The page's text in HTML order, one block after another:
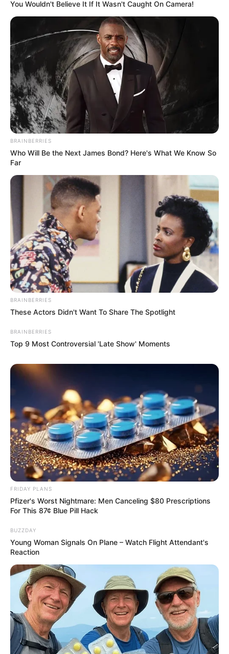
ให้ชีวิตคู่ของคุณสวยสดงดงาม มีทั้งความสุข และไขว่คว้า
ความสำเร็จได้อย่างน่าภาคภูมิใจ ความเป็นอยู่จะสมบูรณ์
แบบ เพียบพร้อมด้วยฐานะทางสังคมและทรัพย์สิน เงิน
ทอง มีคนรักใคร่ นับหน้าถือตามีบริวาร และญาติมิตร
มากมาย
ขอบคุณข้อมูลจาก Baanpayakorn.com
ดูดวงปี 2556 ดูดวง 12 ราศี กับ อ.คฑา
ความรัก ดวงความรัก ทำนาย
ทำนายดวงความรัก
สัญลักษณ์คู่
นักเขียน
อิสฺวาสุ
เนื้อหาที่ได้รับการโปรโมต
You Wouldn't Believe It If It Wasn't Caught On Camera!
BRAINBERRIES
Who Will Be the Next James Bond? Here's What We Know So
Far
BRAINBERRIES
These Actors Didn't Want To Share The Spotlight
BRAINBERRIES
Top 9 Most Controversial 'Late Show' Moments
FRIDAY PLANS
Pfizer's Worst Nightmare: Men Canceling $80 Prescriptions
For This 87¢ Blue Pill Hack
BUZZDAY
Young Woman Signals On Plane – Watch Flight Attendant's
Reaction